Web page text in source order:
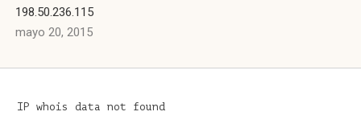
198.50.236.115
mayo 20, 2015
IP whois data not found